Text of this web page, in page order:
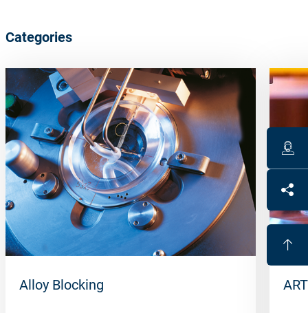
Categories
Alloy Blocking